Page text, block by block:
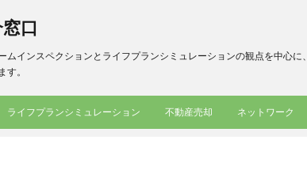
口
インスペクションとライフプランシミュレーションの観点を中心に、
。
ライフプランシミュレーション 不動産売却 ネットワーク